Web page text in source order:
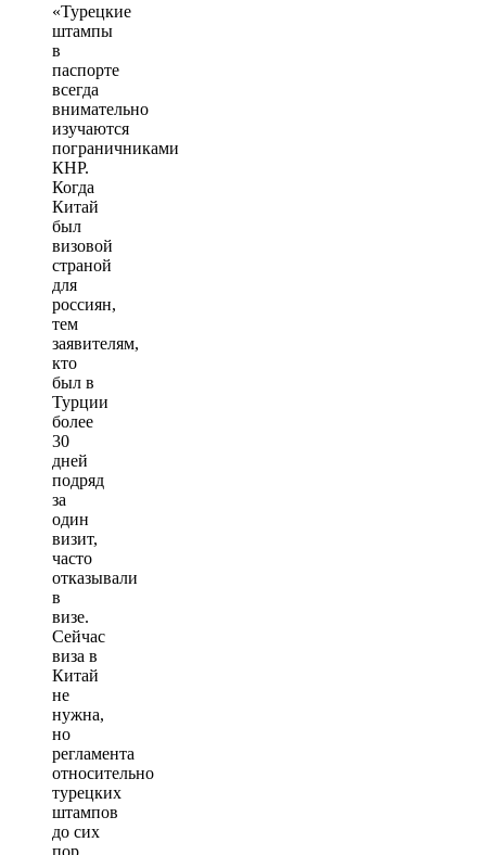
«Турецкие
штампы
в
паспорте
всегда
внимательно
изучаются
пограничниками
КНР.
Когда
Китай
был
визовой
страной
для
россиян,
тем
заявителям,
кто
был в
Турции
более
30
дней
подряд
за
один
визит,
часто
отказывали
в
визе.
Сейчас
виза в
Китай
не
нужна,
но
регламента
относительно
турецких
штампов
до сих
пор